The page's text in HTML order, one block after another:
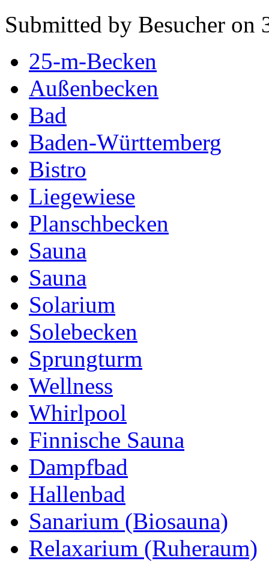
Submitted by Besucher on
25-m-Becken
Außenbecken
Bad
Baden-Württemberg
Bistro
Liegewiese
Planschbecken
Sauna
Sauna
Solarium
Solebecken
Sprungturm
Wellness
Whirlpool
Finnische Sauna
Dampfbad
Hallenbad
Sanarium (Biosauna)
Relaxarium (Ruheraum)